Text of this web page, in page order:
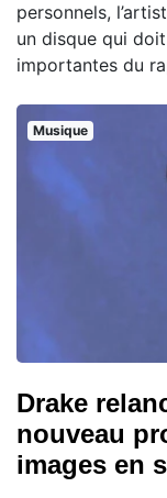
personnels,
un disque qui
importantes du
Musique
Drake
nouveau
images en